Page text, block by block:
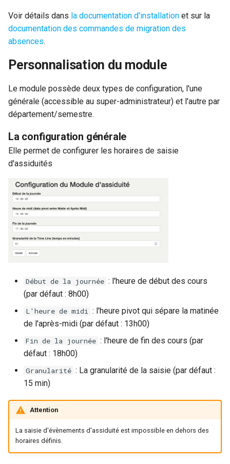
Voir détails dans la documentation d'installation et sur la
documentation des commandes de migration des
absences.
Personnalisation du module
Le module possède deux types de configuration, l'une
générale (accessible au super-administrateur) et l'autre par
département/semestre.
La configuration générale
Elle permet de configurer les horaires de saisie
d'assiduités
Début de la journée : l'heure de début des cours
(par défaut : 8h00)
L'heure de midi : l'heure pivot qui sépare la matinée
de l'après-midi (par défaut : 13h00)
Fin de la journée : l'heure de fin des cours (par
défaut : 18h00)
Granularité : La granularité de la saisie (par défaut :
15 min)
Attention
La saisie d'évènements d'assiduité est impossible en dehors des
horaires définis.